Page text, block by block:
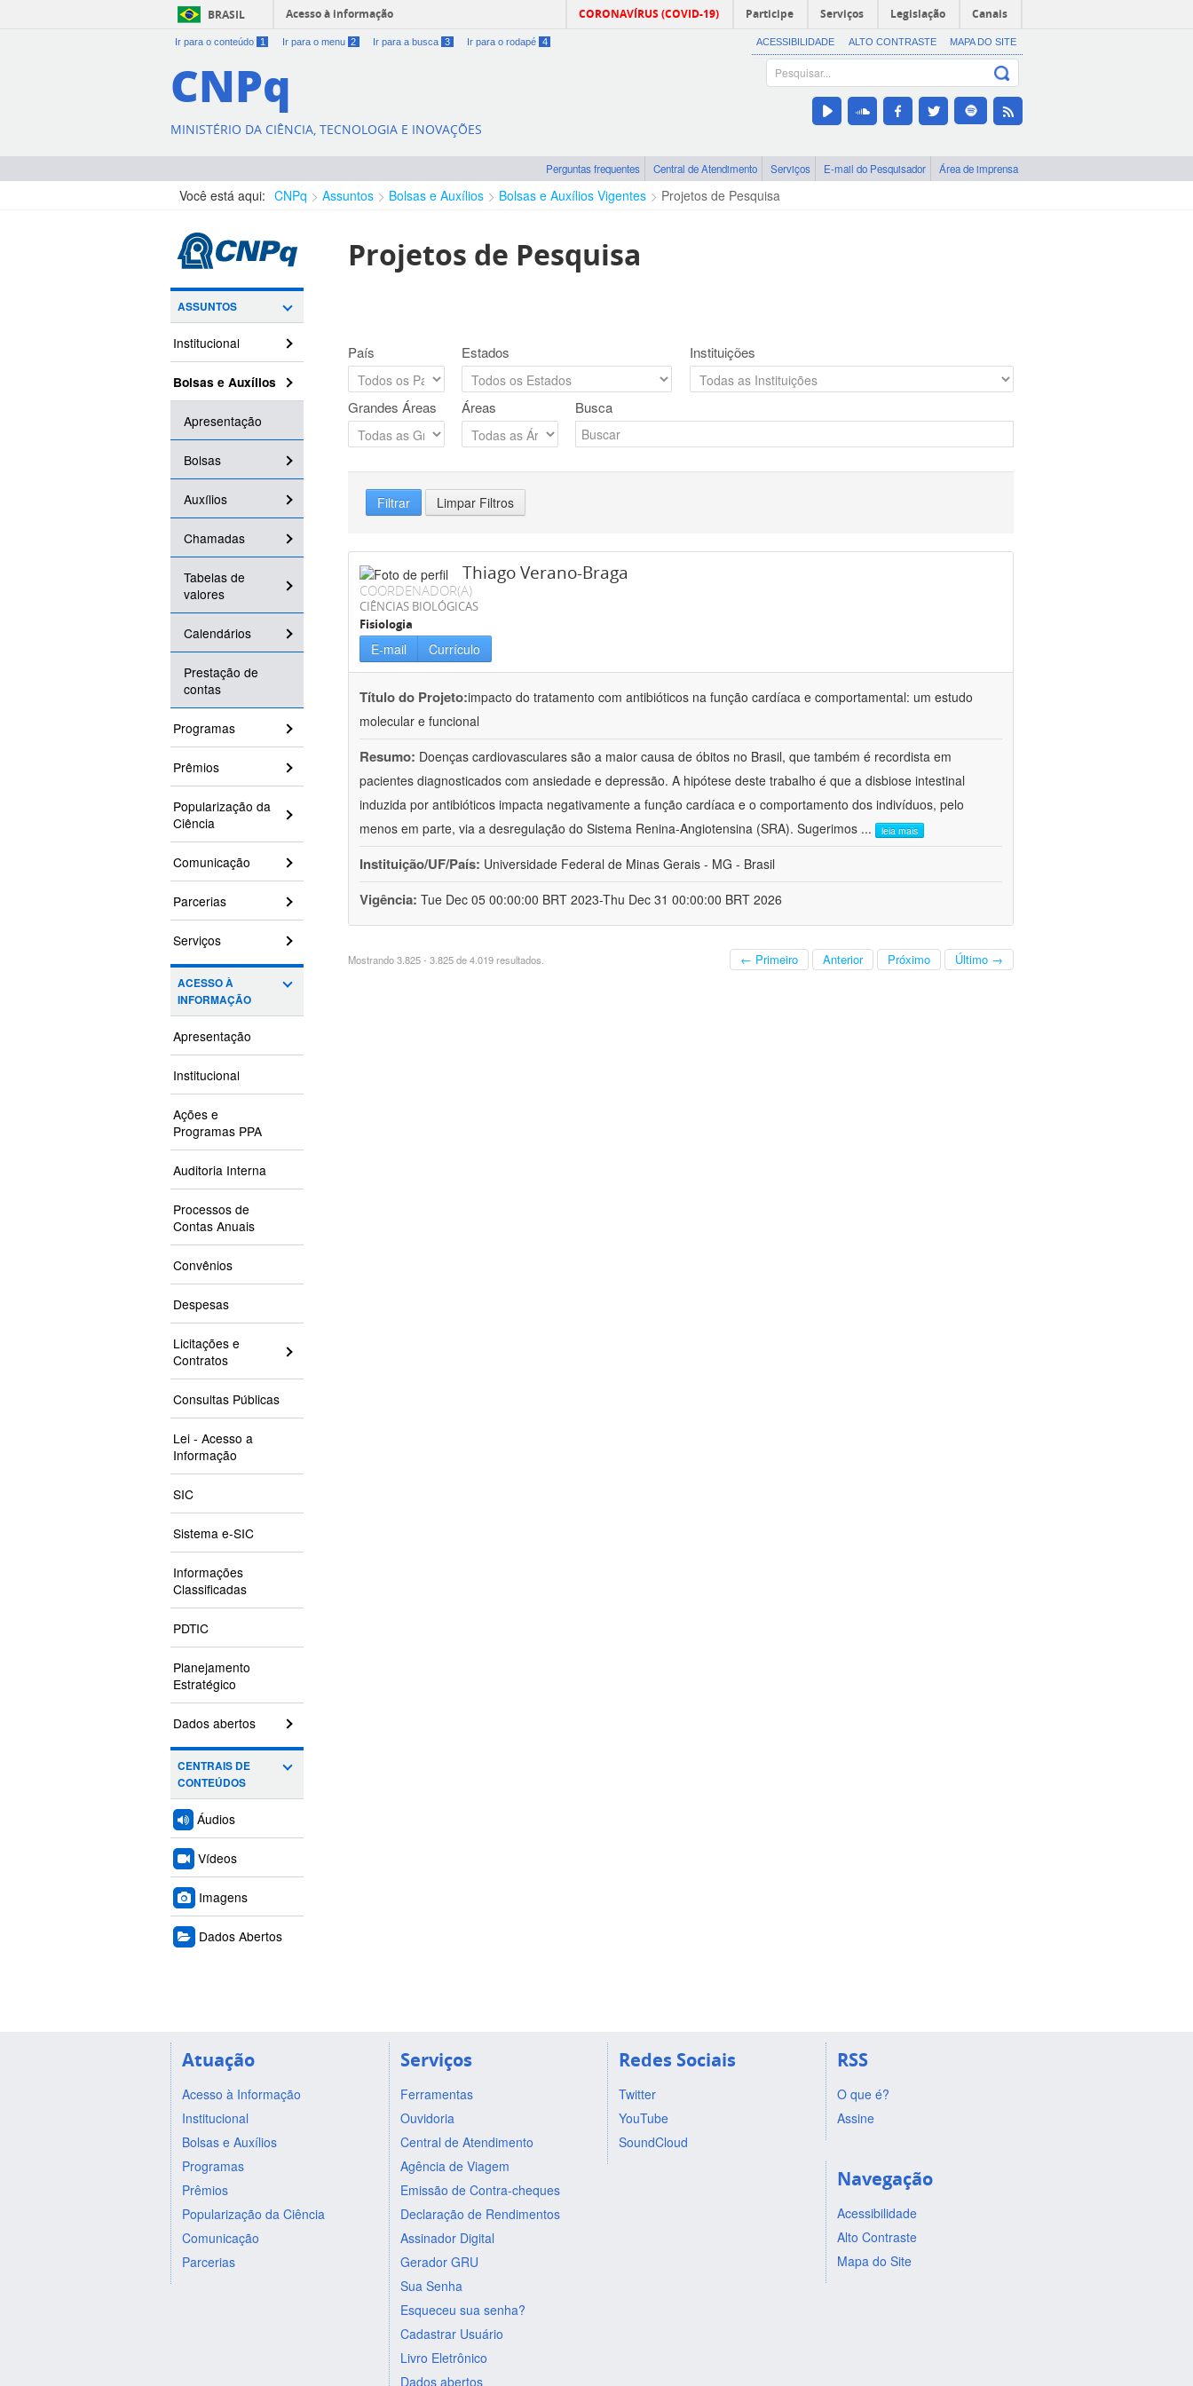
BRASIL Acesso à informação CORONAVÍRUS (COVID-19) Participe Serviços Legislação Canais
Ir para o conteúdo 1 Ir para o menu 2 Ir para a busca 3 Ir para o rodapé 4 ACESSIBILIDADE ALTO CONTRASTE MAPA DO SITE
CNPq
MINISTÉRIO DA CIÊNCIA, TECNOLOGIA E INOVAÇÕES
Perguntas frequentes Central de Atendimento Serviços E-mail do Pesquisador Área de imprensa
Você está aqui: CNPq Assuntos Bolsas e Auxílios Bolsas e Auxílios Vigentes Projetos de Pesquisa
ASSUNTOS
Institucional
Bolsas e Auxílios
Apresentação
Bolsas
Auxílios
Chamadas
Tabelas de
valores
Calendários
Prestação de
contas
Programas
Prêmios
Popularização da
Ciência
Comunicação
Parcerias
Serviços
ACESSO À
INFORMAÇÃO
Apresentação
Institucional
Ações e
Programas PPA
Auditoria Interna
Processos de
Contas Anuais
Convênios
Despesas
Licitações e
Contratos
Consultas Públicas
Lei - Acesso a
Informação
SIC
Sistema e-SIC
Informações
Classificadas
PDTIC
Planejamento
Estratégico
Dados abertos
CENTRAIS DE
CONTEÚDOS
Áudios
Vídeos
Imagens
Dados Abertos
Projetos de Pesquisa
País Estados Instituições
Grandes Áreas Áreas Busca
Filtrar Limpar Filtros
Thiago Verano-Braga
COORDENADOR(A)
CIÊNCIAS BIOLÓGICAS
Fisiologia
E-mail Currículo
Título do Projeto:impacto do tratamento com antibióticos na função cardíaca e comportamental: um estudo
molecular e funcional
Resumo: Doenças cardiovasculares são a maior causa de óbitos no Brasil, que também é recordista em
pacientes diagnosticados com ansiedade e depressão. A hipótese deste trabalho é que a disbiose intestinal
induzida por antibióticos impacta negativamente a função cardíaca e o comportamento dos indivíduos, pelo
menos em parte, via a desregulação do Sistema Renina-Angiotensina (SRA). Sugerimos ... leia mais
Instituição/UF/País: Universidade Federal de Minas Gerais - MG - Brasil
Vigência: Tue Dec 05 00:00:00 BRT 2023-Thu Dec 31 00:00:00 BRT 2026
Mostrando 3.825 - 3.825 de 4.019 resultados. ← Primeiro Anterior Próximo Último →
Atuação
Acesso à Informação
Institucional
Bolsas e Auxílios
Programas
Prêmios
Popularização da Ciência
Comunicação
Parcerias
Serviços
Ferramentas
Ouvidoria
Central de Atendimento
Agência de Viagem
Emissão de Contra-cheques
Declaração de Rendimentos
Assinador Digital
Gerador GRU
Sua Senha
Esqueceu sua senha?
Cadastrar Usuário
Livro Eletrônico
Dados abertos
Redes Sociais
Twitter
YouTube
SoundCloud
RSS
O que é?
Assine
Navegação
Acessibilidade
Alto Contraste
Mapa do Site